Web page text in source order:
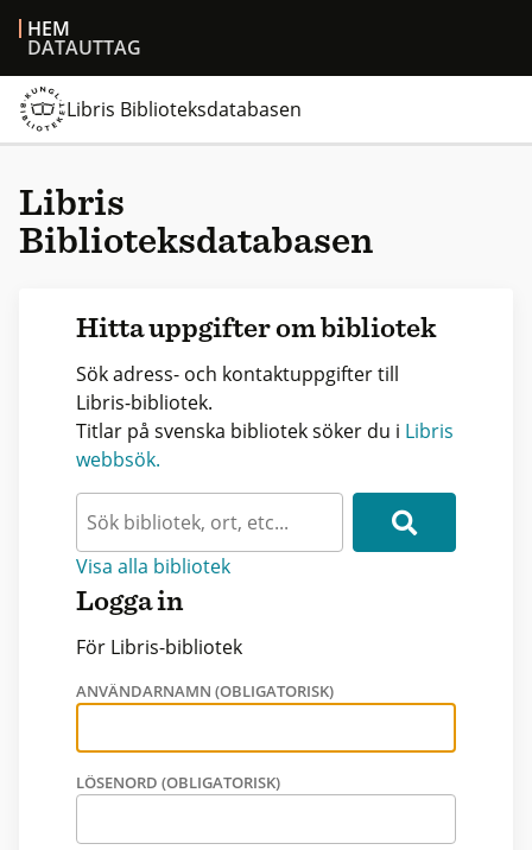
HEM
DATAUTTAG
Libris Biblioteksdatabasen
Libris
Biblioteksdatabasen
Hitta uppgifter om bibliotek
Sök adress- och kontaktuppgifter till
Libris-bibliotek.
Titlar på svenska bibliotek söker du i Libris
webbsök.
Visa alla bibliotek
Logga in
För Libris-bibliotek
ANVÄNDARNAMN (OBLIGATORISK)
LÖSENORD (OBLIGATORISK)